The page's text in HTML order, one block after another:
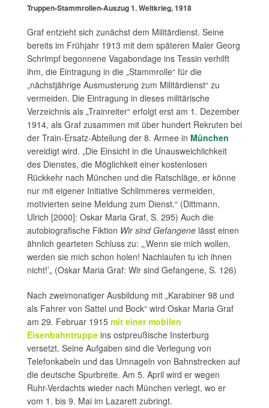
Truppen-Stammrollen-Auszug 1. Weltkrieg, 1918
Graf entzieht sich zunächst dem Militärdienst. Seine
bereits im Frühjahr 1913 mit dem späteren Maler Georg
Schrimpf begonnene Vagabondage ins Tessin verhilft
ihm, die Eintragung in die „Stammrolle“ für die
„nächstjährige Ausmusterung zum Militärdienst“ zu
vermeiden. Die Eintragung in dieses militärische
Verzeichnis als „Trainreiter“ erfolgt erst am 1. Dezember
1914, als Graf zusammen mit über hundert Rekruten bei
der Train-Ersatz-Abteilung der 8. Armee in München
vereidigt wird. „Die Einsicht in die Unausweichlichkeit
des Dienstes, die Möglichkeit einer kostenlosen
Rückkehr nach München und die Ratschläge, er könne
nur mit eigener Initiative Schlimmeres vermeiden,
motivierten seine Meldung zum Dienst.“ (Dittmann,
Ulrich [2000]: Oskar Maria Graf, S. 295) Auch die
autobiografische Fiktion Wir sind Gefangene lässt einen
ähnlich gearteten Schluss zu: „‚Wenn sie mich wollen,
werden sie mich schon holen! Nachlaufen tu ich ihnen
nicht!’„ (Oskar Maria Graf: Wir sind Gefangene, S. 126)
Nach zweimonatiger Ausbildung mit „Karabiner 98 und
als Fahrer von Sattel und Bock“ wird Oskar Maria Graf
am 29. Februar 1915 mit einer mobilen
Eisenbahntruppe ins ostpreußische Insterburg
versetzt. Seine Aufgaben sind die Verlegung von
Telefonkabeln und das Umnageln von Bahnstrecken auf
die deutsche Spurbreite. Am 5. April wird er wegen
Ruhr-Verdachts wieder nach München verlegt, wo er
vom 1. bis 9. Mai im Lazarett zubringt.